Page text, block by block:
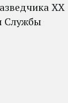
XX
Службы